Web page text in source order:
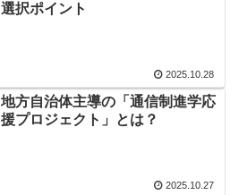
選択ポイント
2025.10.28
地方自治体主導の「通信制進学応
援プロジェクト」とは？
2025.10.27